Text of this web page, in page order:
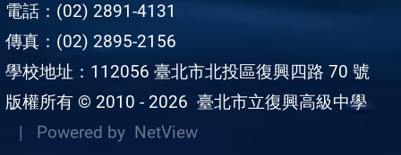
電話：(02) 2891-4131
傳真：(02) 2895-2156
學校地址：112056 臺北市北投區復興四路 70 號
版權所有 © 2010 - 2026 臺北市立復興高級中學
| Powered by NetView